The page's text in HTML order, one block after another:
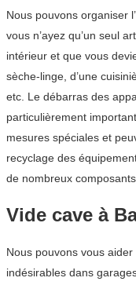
Nous pouvons organiser
vous n’ayez qu’un seul
intérieur et que vous
sèche-linge, d’une
etc. Le débarras des
particulièrement
mesures spéciales et
recyclage des
de nombreux
Vide cave à
Nous pouvons vous
indésirables dans